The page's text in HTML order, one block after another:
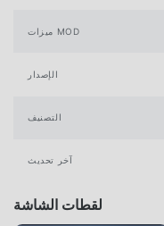
ميزات MOD
الإصدار
التصنيف
آخر تحديث
لقطات الشاشة